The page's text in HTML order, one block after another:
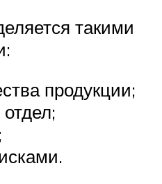
такими
продукции;